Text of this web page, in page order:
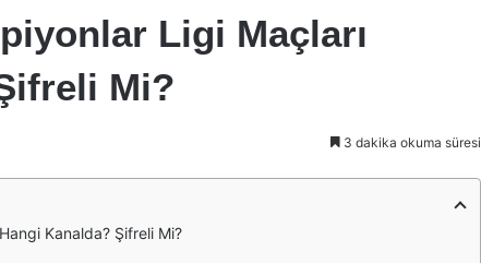
Ligi Maçları
Mi?
3 dakika okuma süresi
Kanalda? Şifreli Mi?